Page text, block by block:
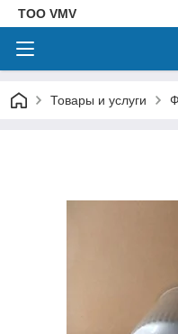
ТОО VMV
Товары и услуги